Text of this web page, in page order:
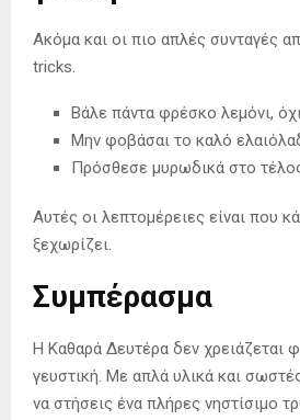
Ακόμα και οι πιο απλές συνταγές
tricks.
Βάλε πάντα φρέσκο λεμόνι,
Μην φοβάσαι το καλό
Πρόσθεσε μυρωδικά στο
Αυτές οι λεπτομέρειες είναι που
ξεχωρίζει.
Συμπέρασμα
Η Καθαρά Δευτέρα δεν χρειάζεται
γευστική. Με απλά υλικά και
να στήσεις ένα πλήρες νηστίσιμο